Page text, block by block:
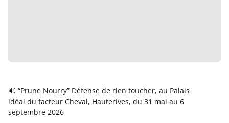
🔊 “Prune Nourry” Défense de rien toucher, au Palais
idéal du facteur Cheval, Hauterives, du 31 mai au 6
septembre 2026